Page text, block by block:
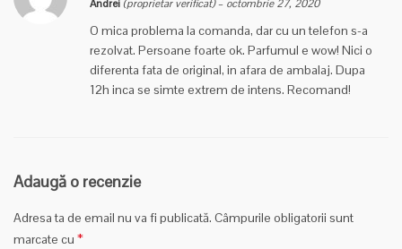
Andrei (proprietar verificat)– octombrie 27, 2020
O mica problema la comanda, dar cu un telefon s-a
rezolvat. Persoane foarte ok. Parfumul e wow! Nici o
diferenta fata de original, in afara de ambalaj. Dupa
12h inca se simte extrem de intens. Recomand!
Adaugă o recenzie
Adresa ta de email nu va fi publicată. Câmpurile obligatorii sunt
marcate cu *